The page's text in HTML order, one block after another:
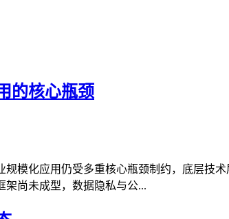
的核心瓶颈
模化应用仍受多重核心瓶颈制约，底层技
尚未成型，数据隐私与公...